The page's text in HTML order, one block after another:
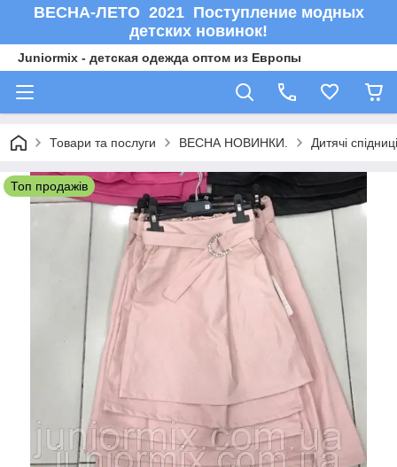
ВЕСНА-ЛЕТО 2021 Поступление модных
детских новинок!
Juniormix - детская одежда оптом из Европы
Товари та послуги ВЕСНА НОВИНКИ. Дитячі
Топ продажів